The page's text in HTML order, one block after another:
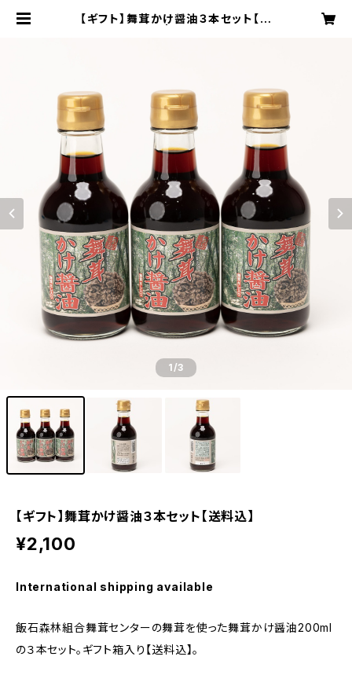
【ギフト】舞茸かけ醤油３本セット【送
1/3
【ギフト】舞茸かけ醤油３本セット【送料込】
¥2,100
International shipping available
飯石森林組合舞茸センターの舞茸を使った舞茸かけ醤油200ml
の３本セット。ギフト箱入り【送料込】。